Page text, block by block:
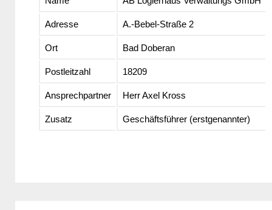
Adresse A.-Bebel-Straße 2
Ort Bad Doberan
Postleitzahl 18209
Ansprechpartner Herr Axel Kross
Zusatz Geschäftsführer (erstgenannter)